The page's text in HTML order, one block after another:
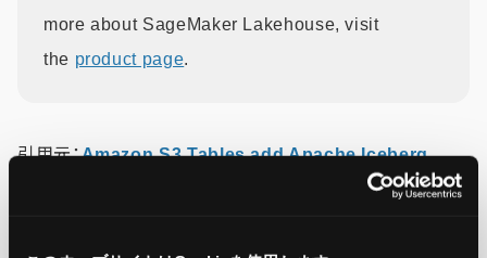
more about SageMaker Lakehouse, visit
the product page.
引用元：Amazon S3 Tables add Apache Iceberg